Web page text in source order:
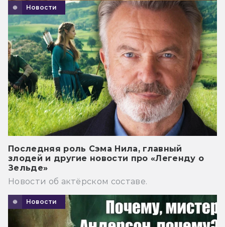
Новости
Последняя роль Сэма Нила, главный
злодей и другие новости про «Легенду о
Зельде»
Новости об актёрском составе.
Новости